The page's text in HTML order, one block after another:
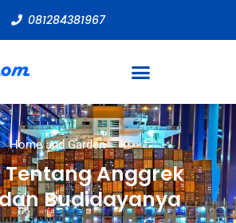
081284381967
Home and Garden
Tentang Anggrek
Budidayanya